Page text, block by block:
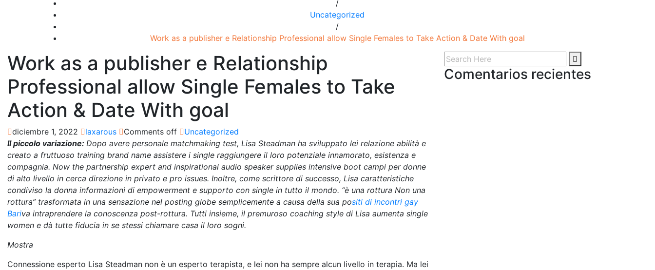
/
Uncategorized
/
Work as a publisher e Relationship Professional allow Single Females to Take Action & Date With goal
Work as a publisher e Relationship
Professional allow Single Females to Take
Action & Date With goal
diciembre 1, 2022 laxarous Comments off
Uncategorized
Il piccolo variazione: Dopo avere personale matchmaking test, Lisa Steadman ha sviluppato lei relazione abilità e
creato a fruttuoso training brand name assistere i single raggiungere il loro potenziale innamorato, esistenza e
compagnia. Now the partnership expert and inspirational audio speaker supplies intensive boot campi per donne
di alto livello in cerca direzione in privato e pro issues. Inoltre, come scrittore di successo, Lisa caratteristiche
condiviso la donna informazioni di empowerment e supporto con single in tutto il mondo. “è una rottura Non una
rottura” trasformata in una sensazione nel posting globe semplicemente a causa della sua positi di incontri gay
Bariva intraprendere la conoscenza post-rottura. Tutti insieme, il premuroso coaching style di Lisa aumenta single
women e dà tutte fiducia in se stessi chiamare casa il loro sogni.
Mostra
Connessione esperto Lisa Steadman non è un esperto terapista, e lei non ha sempre alcun livello in terapia. Ma lei
Comentarios recientes